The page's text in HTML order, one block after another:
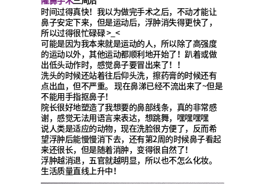
时间过得真快！我以为做完手术之后，不动才能让
鼻子安定下来，但是运动后，浮肿消失得更快了，
所以过得很忙碌碌 >_<
可能是因为我本来就是运动的人，所以除了高强度
的运动以外，其他运动都顺利地开始了！趴着或做
出低头动作时，感觉鼻子要冒出来了！！
洗头的时候还站着往后仰头洗，擦药膏的时候还有
点出血，但不严重。 现在鼻涕已经不流出来了~但是
不能用手指抠鼻子！
院长很好地塑造了我想要的鼻部线条，真的非常感
谢，感觉无法用语言来表达，想跳舞，嘿嘿嘿嘿
说人类是适应的动物，现在洗脸很方便了，反而希
望浮肿后能慢慢消下去，还有第2周的时候鼻子看起
来还很长，但是随着消肿，变得很自然了！
浮肿越消退，五官就越明显，所以也不怎么化妆。
生活质量直线上升中！